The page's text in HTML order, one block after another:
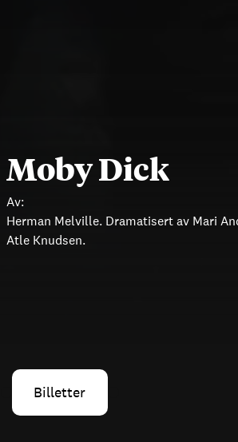
Moby Dick
Av:
Herman Melville. Dramatisert av Mari
Atle Knudsen.
Billetter